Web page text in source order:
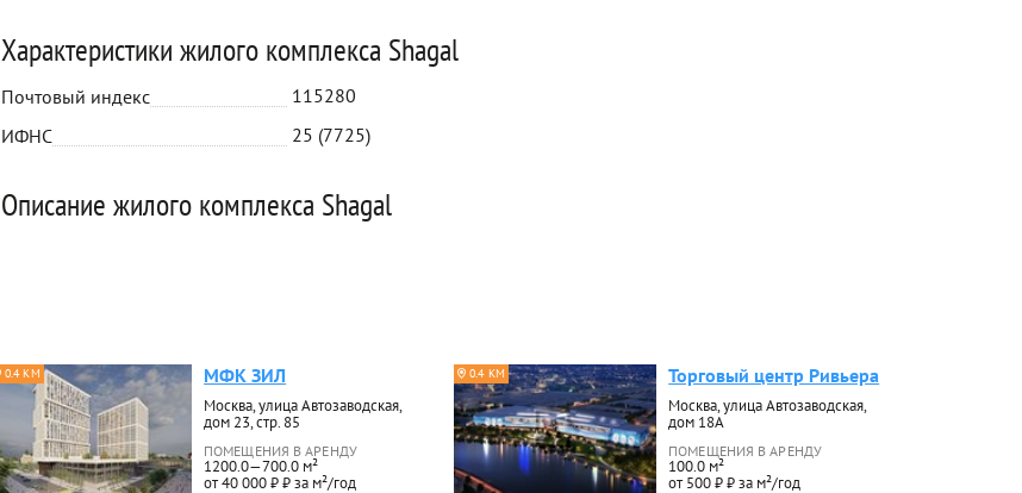
Характеристики жилого комплекса Shagal
Почтовый индекс
115280
ИФНС
25 (7725)
Описание жилого комплекса Shagal
0.4 КМ МФК ЗИЛ
Москва, улица Автозаводская,
дом 23, стр. 85
ПОМЕЩЕНИЯ В АРЕНДУ
1200.0—700.0 м²
от 40 000 ₽ ₽ за м²/год
0.4 КМ Торговый центр Ривьера
Москва, улица Автозаводская,
дом 18А
ПОМЕЩЕНИЯ В АРЕНДУ
100.0 м²
от 500 ₽ ₽ за м²/год